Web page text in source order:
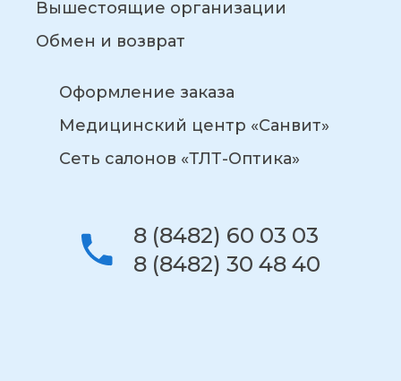
Вышестоящие организации
Обмен и возврат
Оформление заказа
Медицинский центр «Санвит»
Сеть салонов «ТЛТ-Оптика»
8 (8482) 60 03 03
8 (8482) 30 48 40